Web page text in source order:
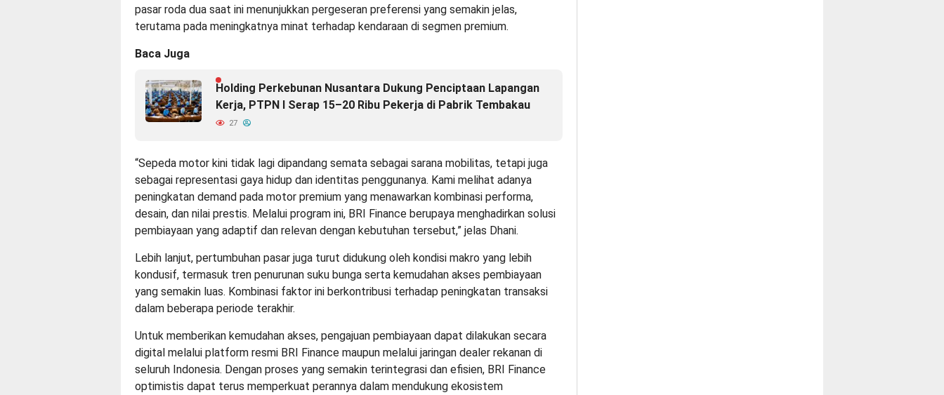
pasar roda dua saat ini menunjukkan pergeseran preferensi yang semakin jelas,
terutama pada meningkatnya minat terhadap kendaraan di segmen premium.
Baca Juga
Holding Perkebunan Nusantara Dukung Penciptaan Lapangan
Kerja, PTPN I Serap 15–20 Ribu Pekerja di Pabrik Tembakau
27
“Sepeda motor kini tidak lagi dipandang semata sebagai sarana mobilitas, tetapi juga
sebagai representasi gaya hidup dan identitas penggunanya. Kami melihat adanya
peningkatan demand pada motor premium yang menawarkan kombinasi performa,
desain, dan nilai prestis. Melalui program ini, BRI Finance berupaya menghadirkan solusi
pembiayaan yang adaptif dan relevan dengan kebutuhan tersebut,” jelas Dhani.
Lebih lanjut, pertumbuhan pasar juga turut didukung oleh kondisi makro yang lebih
kondusif, termasuk tren penurunan suku bunga serta kemudahan akses pembiayaan
yang semakin luas. Kombinasi faktor ini berkontribusi terhadap peningkatan transaksi
dalam beberapa periode terakhir.
Untuk memberikan kemudahan akses, pengajuan pembiayaan dapat dilakukan secara
digital melalui platform resmi BRI Finance maupun melalui jaringan dealer rekanan di
seluruh Indonesia. Dengan proses yang semakin terintegrasi dan efisien, BRI Finance
optimistis dapat terus memperkuat perannya dalam mendukung ekosistem